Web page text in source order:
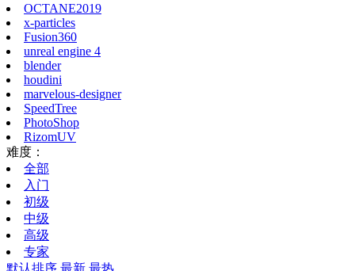
OCTANE2019
x-particles
Fusion360
unreal engine 4
blender
houdini
marvelous-designer
SpeedTree
PhotoShop
RizomUV
难度：
全部
入门
初级
中级
高级
专家
默认排序 最新 最热